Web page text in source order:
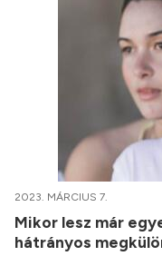
2023. MÁRCIUS 7.
Mikor lesz már
hátrányos